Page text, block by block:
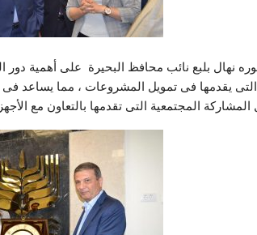
نهال بلبع نائب محافظ البحيرة على أهمية
يقدمها فى تمويل المشروعات ، مما يساعد
المشاركة المجتمعية التى تقدمها بالتعاون مع